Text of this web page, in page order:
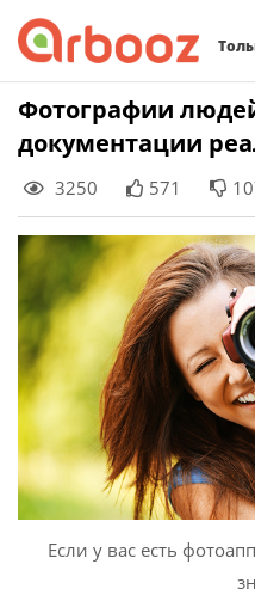
Skip
content
Фотографии
документации
3250 571
Если у вас есть
Найти: